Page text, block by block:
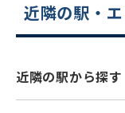
近隣の駅・
近隣の駅から探す